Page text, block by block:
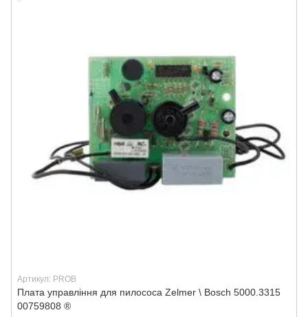
Артикул: PROB
Плата управління для пилососа Zelmer \ Bosch 5000.3315
00759808 ®